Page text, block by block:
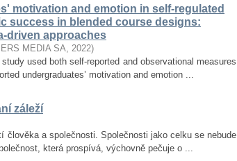
motivation and emotion in self-regulated
success in blended course designs:
driven approaches
MEDIA SA, 2022)
used both self-reported and observational measures
undergraduates’ motivation and emotion ...
záleží
a společnosti. Společnosti jako celku se nebude
která prospívá, výchovně pečuje o ...